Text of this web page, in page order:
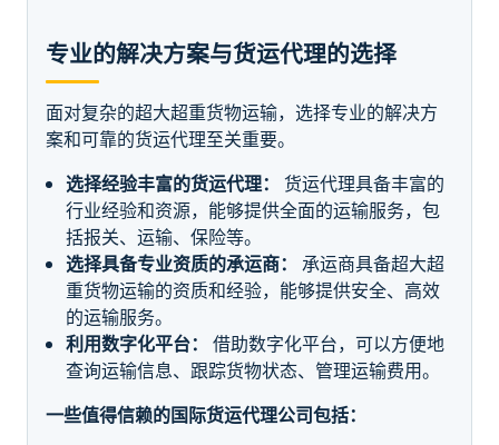
专业的解决方案与货运代理的选择
面对复杂的超大超重货物运输，选择专业的解决方
案和可靠的货运代理至关重要。
选择经验丰富的货运代理：
货运代理具备丰富的
行业经验和资源，能够提供全面的运输服务，包
括报关、运输、保险等。
选择具备专业资质的承运商：
承运商具备超大超
重货物运输的资质和经验，能够提供安全、高效
的运输服务。
利用数字化平台：
借助数字化平台，可以方便地
查询运输信息、跟踪货物状态、管理运输费用。
一些值得信赖的国际货运代理公司包括：